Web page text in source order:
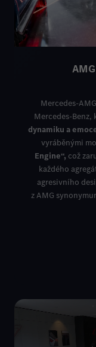
Mercedes-
Mercedes-Benz,
dynamiku a
vyráběnými
Engine“, což
každého
agresivního
z AMG